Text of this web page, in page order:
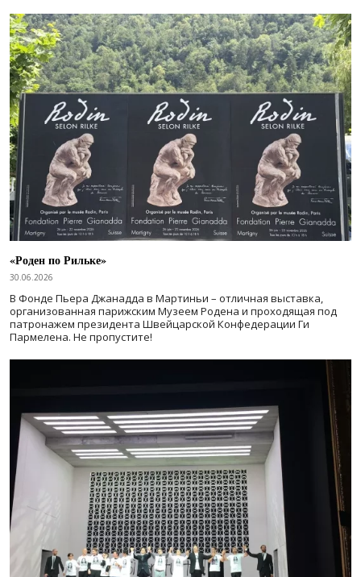
«Роден по Рильке»
30.06.2026
В Фонде Пьера Джанадда в Мартиньи – отличная выставка,
организованная парижским Музеем Родена и проходящая под
патронажем президента Швейцарской Конфедерации Ги
Пармелена. Не пропустите!